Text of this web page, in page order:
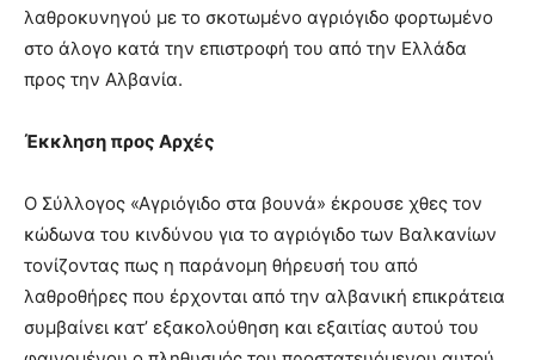
λαθροκυνηγού με το σκοτωμένο αγριόγιδο φορτωμένο
στο άλογο κατά την επιστροφή του από την Ελλάδα
προς την Αλβανία.
Έκκληση προς Αρχές
Ο Σύλλογος «Αγριόγιδο στα βουνά» έκρουσε χθες τον
κώδωνα του κινδύνου για το αγριόγιδο των Βαλκανίων
τονίζοντας πως η παράνομη θήρευσή του από
λαθροθήρες που έρχονται από την αλβανική επικράτεια
συμβαίνει κατ’ εξακολούθηση και εξαιτίας αυτού του